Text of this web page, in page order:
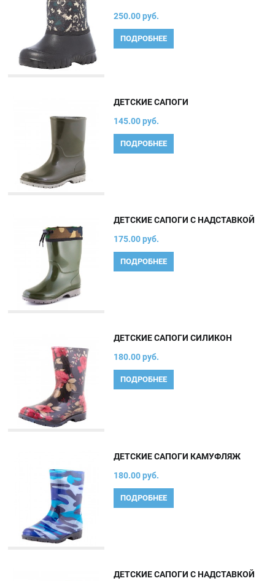
250.00 руб.
ПОДРОБНЕЕ
ДЕТСКИЕ САПОГИ
145.00 руб.
ПОДРОБНЕЕ
ДЕТСКИЕ САПОГИ С НАДСТАВКОЙ
175.00 руб.
ПОДРОБНЕЕ
ДЕТСКИЕ САПОГИ СИЛИКОН
180.00 руб.
ПОДРОБНЕЕ
ДЕТСКИЕ САПОГИ КАМУФЛЯЖ
180.00 руб.
ПОДРОБНЕЕ
ДЕТСКИЕ САПОГИ С НАДСТАВКОЙ